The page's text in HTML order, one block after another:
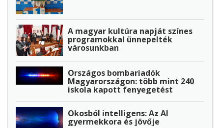
A magyar kultúra napját színes
programokkal ünnepelték
városunkban
Országos bombariadók
Magyarországon: több mint 240
iskola kapott fenyegetést
Okosból intelligens: Az AI
gyermekkora és jövője